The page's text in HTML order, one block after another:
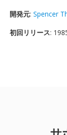
開発元: Spencer
初回リリース: